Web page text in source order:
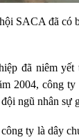
SACA đã có
đã niêm
2004, công
ngũ nhân sự
ty là dây